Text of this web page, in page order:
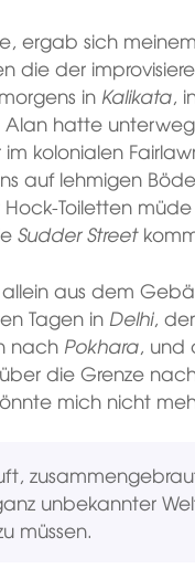
ergab sich
die der
in Kalikata,
Alan hatte
kolonialen
auf lehmigen
Toiletten
Sudder Street
aus dem
Tagen in Delhi,
nach Pokhara, und
die Grenze
mich nicht
unbekannter
müssen.